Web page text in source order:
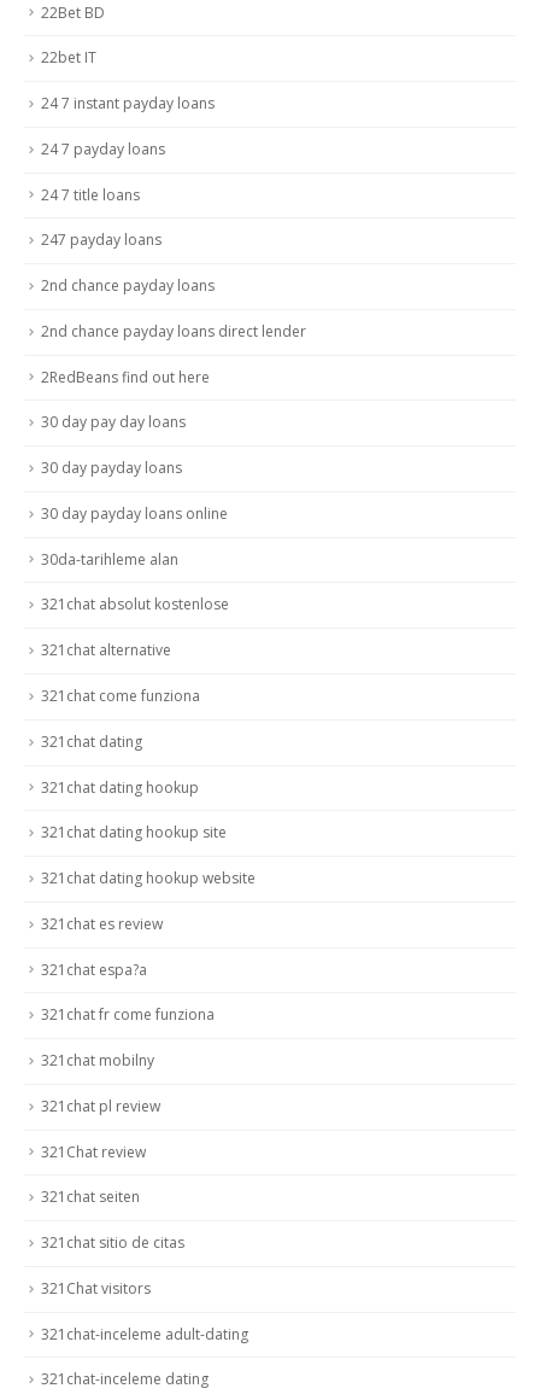
22Bet BD
22bet IT
24 7 instant payday loans
24 7 payday loans
24 7 title loans
247 payday loans
2nd chance payday loans
2nd chance payday loans direct lender
2RedBeans find out here
30 day pay day loans
30 day payday loans
30 day payday loans online
30da-tarihleme alan
321chat absolut kostenlose
321chat alternative
321chat come funziona
321chat dating
321chat dating hookup
321chat dating hookup site
321chat dating hookup website
321chat es review
321chat espa?a
321chat fr come funziona
321chat mobilny
321chat pl review
321Chat review
321chat seiten
321chat sitio de citas
321Chat visitors
321chat-inceleme adult-dating
321chat-inceleme dating